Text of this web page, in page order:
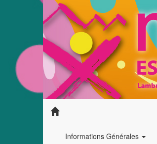
Informations Générales